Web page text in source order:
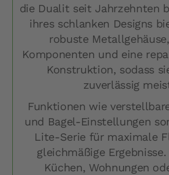
die Dualit seit Jahrzehnten
ihres schlanken Designs
robuste
Komponenten und eine
Konstruktion, sodass
zuverlässig
Funktionen wie
und Bagel-Einstellungen
Lite-Serie für maximale
gleichmäßige
Küchen, Wohnungen